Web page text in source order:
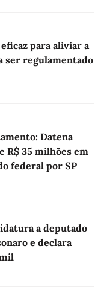
para aliviar a
ser regulamentado
Datena
35 milhões em
federal por SP
a deputado
e declara